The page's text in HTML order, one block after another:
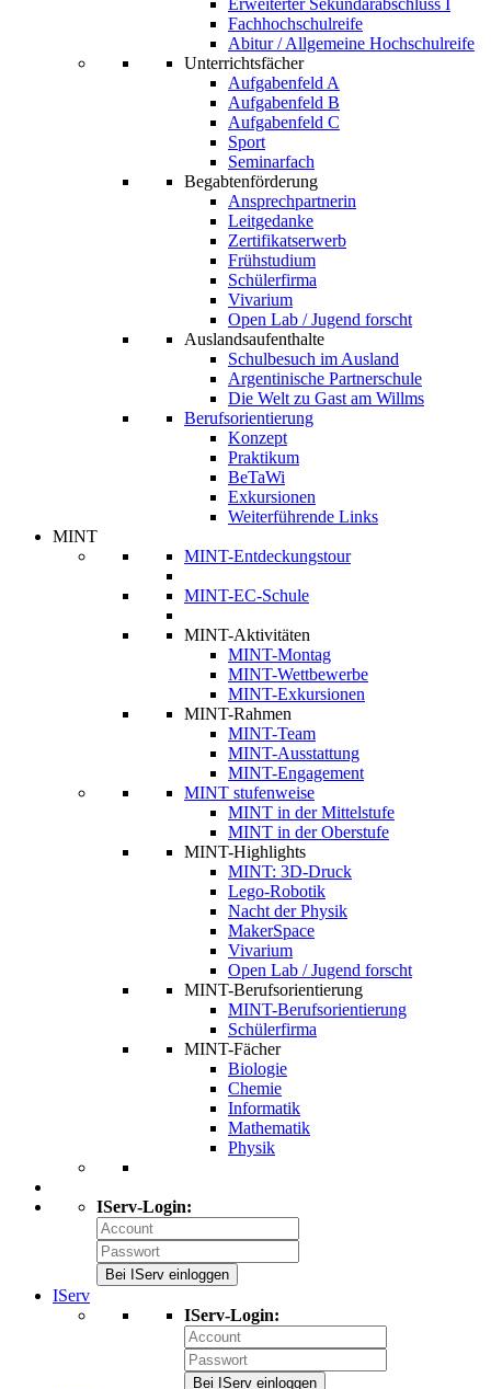
Erweiterter Sekundarabschluss I
Fachhochschulreife
Abitur / Allgemeine Hochschulreife
Unterrichtsfächer
Aufgabenfeld A
Aufgabenfeld B
Aufgabenfeld C
Sport
Seminarfach
Begabtenförderung
Ansprechpartnerin
Leitgedanke
Zertifikatserwerb
Frühstudium
Schülerfirma
Vivarium
Open Lab / Jugend forscht
Auslandsaufenthalte
Schulbesuch im Ausland
Argentinische Partnerschule
Die Welt zu Gast am Willms
Berufsorientierung
Konzept
Praktikum
BeTaWi
Exkursionen
Weiterführende Links
MINT
MINT-Entdeckungstour
MINT-EC-Schule
MINT-Aktivitäten
MINT-Montag
MINT-Wettbewerbe
MINT-Exkursionen
MINT-Rahmen
MINT-Team
MINT-Ausstattung
MINT-Engagement
MINT stufenweise
MINT in der Mittelstufe
MINT in der Oberstufe
MINT-Highlights
MINT: 3D-Druck
Lego-Robotik
Nacht der Physik
MakerSpace
Vivarium
Open Lab / Jugend forscht
MINT-Berufsorientierung
MINT-Berufsorientierung
Schülerfirma
MINT-Fächer
Biologie
Chemie
Informatik
Mathematik
Physik
IServ-Login:
Bei IServ einloggen
IServ
IServ-Login:
Bei IServ einloggen